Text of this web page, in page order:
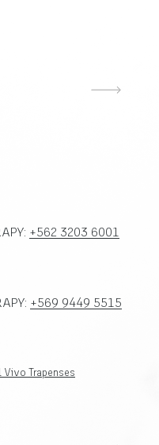
+562 3203 6001
+569 9449 5515
Trapenses